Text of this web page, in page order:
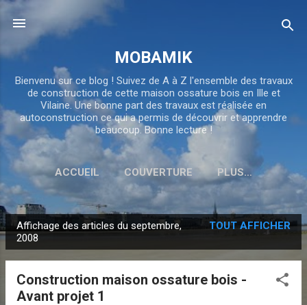
Accéder au contenu principal
MOBAMIK
Bienvenu sur ce blog ! Suivez de A à Z l'ensemble des travaux
de construction de cette maison ossature bois en Ille et
Vilaine. Une bonne part des travaux est réalisée en
autoconstruction ce qui a permis de découvrir et apprendre
beaucoup. Bonne lecture !
ACCUEIL COUVERTURE PLUS…
A
r
Affichage des articles du septembre,
2008
TOUT AFFICHER
Construction maison ossature bois -
Avant projet 1